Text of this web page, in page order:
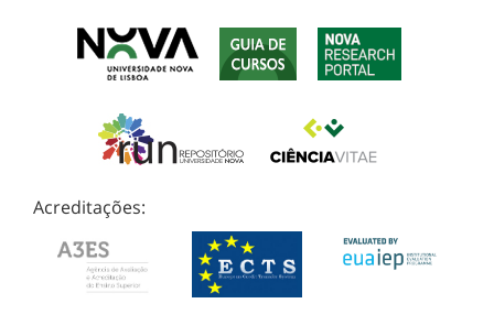
Acreditações: